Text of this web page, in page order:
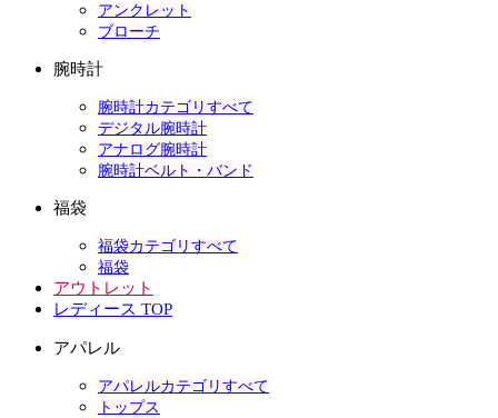
アンクレット
ブローチ
腕時計
腕時計カテゴリすべて
デジタル腕時計
アナログ腕時計
腕時計ベルト・バンド
福袋
福袋カテゴリすべて
福袋
アウトレット
レディース TOP
アパレル
アパレルカテゴリすべて
トップス